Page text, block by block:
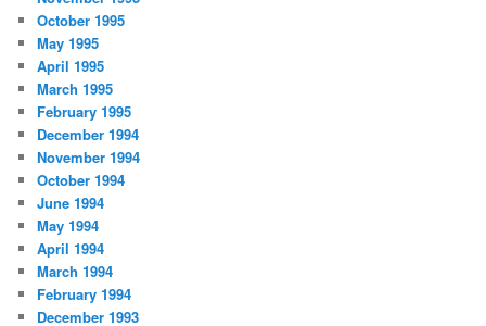
October 1995
May 1995
April 1995
March 1995
February 1995
December 1994
November 1994
October 1994
June 1994
May 1994
April 1994
March 1994
February 1994
December 1993